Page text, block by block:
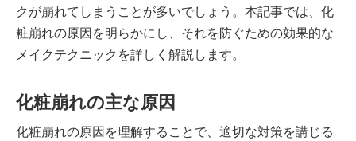
クが崩れてしまうことが多いでしょう。本記事では、化
粧崩れの原因を明らかにし、それを防ぐための効果的な
メイクテクニックを詳しく解説します。
化粧崩れの主な原因
化粧崩れの原因を理解することで、適切な対策を講じる